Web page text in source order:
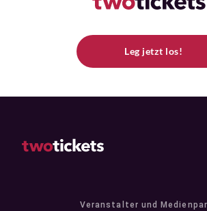
Leg jetzt los!
Veranstalter und